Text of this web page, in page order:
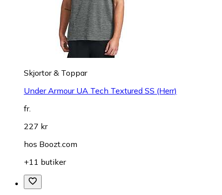
Skjortor & Toppar
Under Armour UA Tech Textured SS (Herr)
fr.
227 kr
hos Boozt.com
+11 butiker